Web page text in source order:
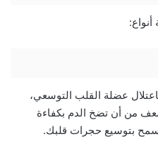
عضلة القلب التوسعي،
من أن تضخ الدم بكفاءة
بتوسيع حجرات قلبك.